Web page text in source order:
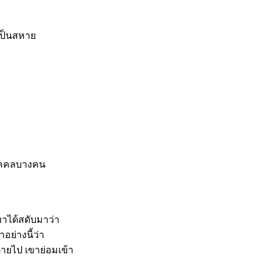
นสหาย
คลบางคน
ได้สดับมาว่า
อย่างนี้ว่า
ไป เขาย่อมเข้า